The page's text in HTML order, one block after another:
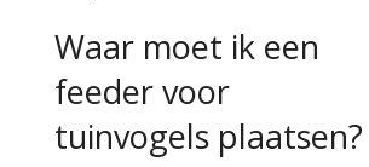
Waar moet ik een
feeder voor
tuinvogels plaatsen?